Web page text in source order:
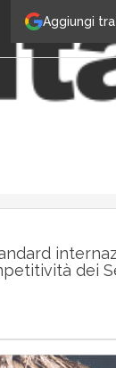
Aggiungi
dei